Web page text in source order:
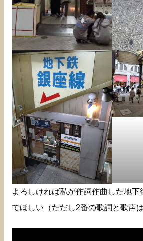
よろしければ私が作詞作曲した地下
てほしい（ただし2番の歌詞と歌声は